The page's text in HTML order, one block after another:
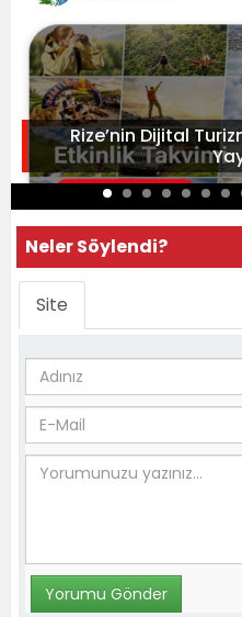
Rize’nin Dijital
Neler Söylendi?
Site